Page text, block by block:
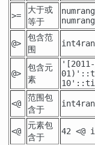
>=
大于或
等于
@>
包含范
围
@>
包含元
素
<@
范围包
含于
<@
元素包
含于
42 <@